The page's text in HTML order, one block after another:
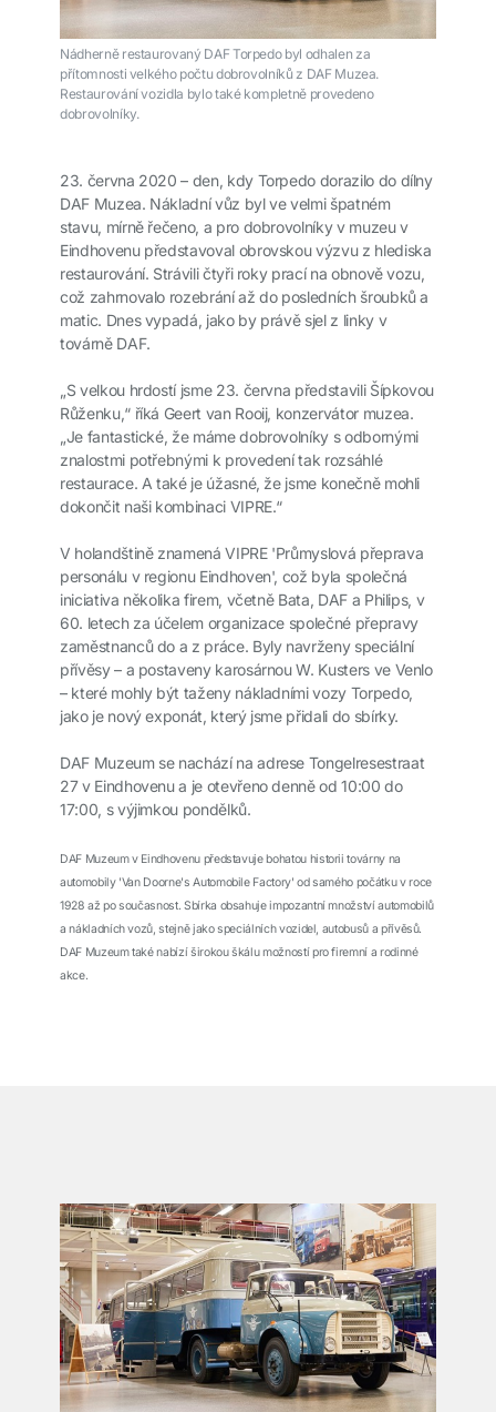
Nádherně restaurovaný DAF Torpedo byl odhalen za
přítomnosti velkého počtu dobrovolníků z DAF Muzea.
Restaurování vozidla bylo také kompletně provedeno
dobrovolníky.
23. června 2020 – den, kdy Torpedo dorazilo do dílny
DAF Muzea. Nákladní vůz byl ve velmi špatném
stavu, mírně řečeno, a pro dobrovolníky v muzeu v
Eindhovenu představoval obrovskou výzvu z hlediska
restaurování. Strávili čtyři roky prací na obnově vozu,
což zahrnovalo rozebrání až do posledních šroubků a
matic. Dnes vypadá, jako by právě sjel z linky v
továrně DAF.
„S velkou hrdostí jsme 23. června představili Šípkovou
Růženku,“ říká Geert van Rooij, konzervátor muzea.
„Je fantastické, že máme dobrovolníky s odbornými
znalostmi potřebnými k provedení tak rozsáhlé
restaurace. A také je úžasné, že jsme konečně mohli
dokončit naši kombinaci VIPRE.“
V holandštině znamená VIPRE 'Průmyslová přeprava
personálu v regionu Eindhoven', což byla společná
iniciativa několika firem, včetně Bata, DAF a Philips, v
60. letech za účelem organizace společné přepravy
zaměstnanců do a z práce. Byly navrženy speciální
přívěsy – a postaveny karosárnou W. Kusters ve Venlo
– které mohly být taženy nákladními vozy Torpedo,
jako je nový exponát, který jsme přidali do sbírky.
DAF Muzeum se nachází na adrese Tongelresestraat
27 v Eindhovenu a je otevřeno denně od 10:00 do
17:00, s výjimkou pondělků.
DAF Muzeum v Eindhovenu představuje bohatou historii továrny na
automobily 'Van Doorne's Automobile Factory' od samého počátku v roce
1928 až po současnost. Sbírka obsahuje impozantní množství automobilů
a nákladních vozů, stejně jako speciálních vozidel, autobusů a přívěsů.
DAF Muzeum také nabízí širokou škálu možností pro firemní a rodinné
akce.